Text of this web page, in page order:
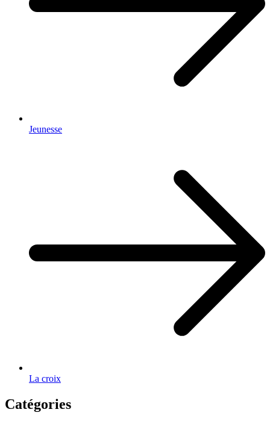
Jeunesse
La croix
Catégories